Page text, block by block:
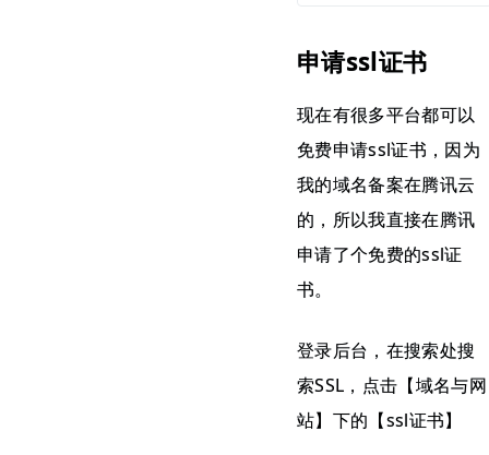
申请ssl证书
现在有很多平台都可以
免费申请ssl证书，因为
我的域名备案在腾讯云
的，所以我直接在腾讯
申请了个免费的ssl证
书。
登录后台，在搜索处搜
索SSL，点击【域名与网
站】下的【ssl证书】